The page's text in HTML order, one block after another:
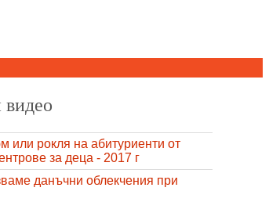
или рокля на абитуриенти от
за деца - 2017 г
данъчни облекчения при